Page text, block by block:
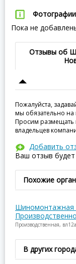
Пока не
Отзывы об
Пожалуйста,
мы обязательно на
Просим размещать
владельцев
Добавить
Ваш отзыв
Похожие
Шиномонтажная
Производственная,
В других